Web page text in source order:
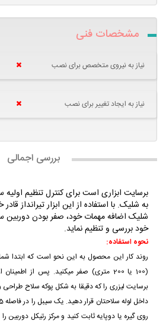
مشخصات فنی
نیاز به نیروی متخصص برای نصب
نیاز به ایجاد تغییر برای نصب
بررسی اجمالی
برسایت ابزاری است برای کنترل تنظیم اولیه
به شلیک. با استفاده از این ابزار تیرانداز
شلیک اضافه مهمات خود، صفر بودن دوربین
خود بررسی و تنظیم نماید.
نحوه استفاده:
روند کار این محصول به این نحو است که ابتدا شما
(100 یا 200 متری) صفر میکنید. پس از
برسایت لیزری را که دقیقا به شکل پوکه سلاح
روی گیره یا دوپایه ثابت کنید و مرکز رتیکل دوربین